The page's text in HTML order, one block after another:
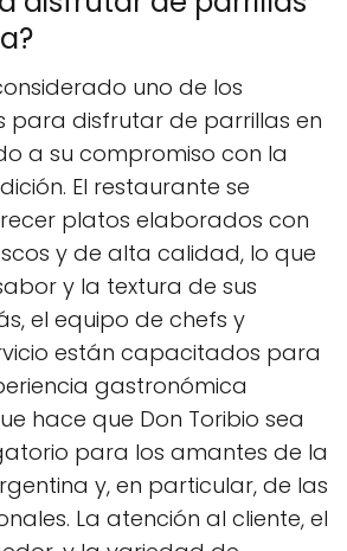
uno de los
para disfrutar de parrillas en
a su compromiso con la
El restaurante se
platos elaborados con
y de alta calidad, lo que
y la textura de sus
el equipo de chefs y
están capacitados para
gastronómica
hace que Don Toribio sea
para los amantes de la
y, en particular, de las
La atención al cliente, el